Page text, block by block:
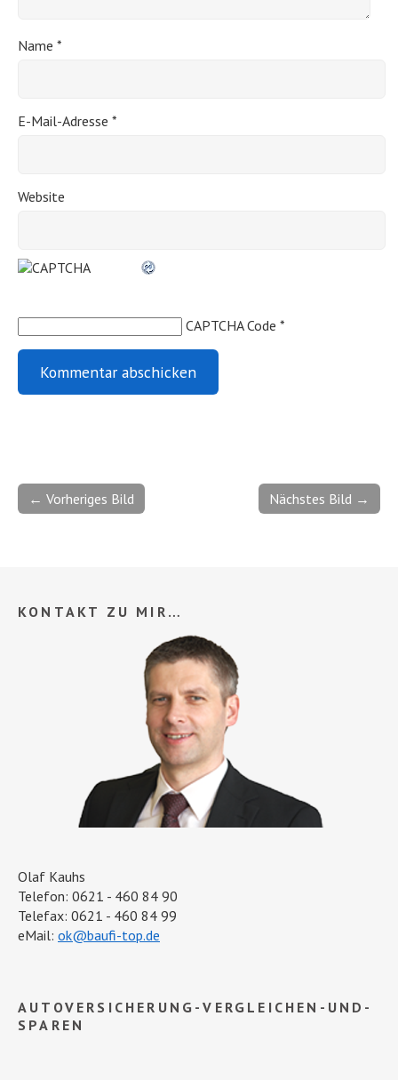
Name *
E-Mail-Adresse *
Website
CAPTCHA Code *
← Vorheriges Bild Nächstes Bild →
KONTAKT ZU MIR…
Olaf Kauhs
Telefon: 0621 - 460 84 90
Telefax: 0621 - 460 84 99
eMail: ok@baufi-top.de
AUTOVERSICHERUNG-VERGLEICHEN-UND-
SPAREN